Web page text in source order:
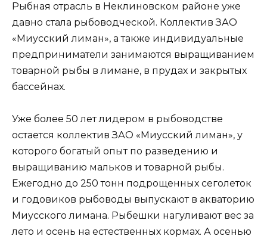
Рыбная отрасль в Неклиновском районе уже
давно стала рыбоводческой. Коллектив ЗАО
«Миусский лиман», а также индивидуальные
предприниматели занимаются выращиванием
товарной рыбы в лимане, в прудах и закрытых
бассейнах.
Уже более 50 лет лидером в рыбоводстве
остается коллектив ЗАО «Миусский лиман», у
которого богатый опыт по разведению и
выращиванию мальков и товарной рыбы.
Ежегодно до 250 тонн подрощенных сеголеток
и годовиков рыбоводы выпускают в акваторию
Миусского лимана. Рыбешки нагуливают вес за
лето и осень на естественных кормах. А осенью